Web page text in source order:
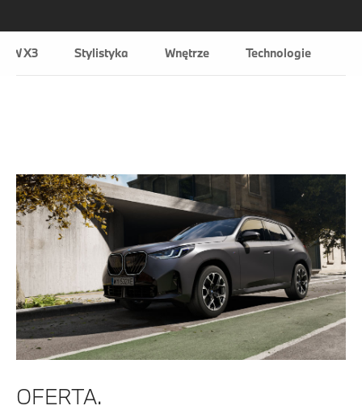
X3 Stylistyka Wnętrze Technologie
OFERTA.